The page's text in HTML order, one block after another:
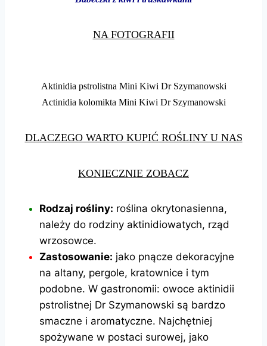
NA FOTOGRAFII
Aktinidia pstrolistna Mini Kiwi Dr Szymanowski
Actinidia kolomikta Mini Kiwi Dr Szymanowski
DLACZEGO WARTO KUPIĆ ROŚLINY U NAS
KONIECZNIE ZOBACZ
Rodzaj rośliny: roślina okrytonasienna,
należy do rodziny aktinidiowatych, rząd
wrzosowce.
Zastosowanie: jako pnącze dekoracyjne
na altany, pergole, kratownice i tym
podobne. W gastronomii: owoce aktinidii
pstrolistnej Dr Szymanowski są bardzo
smaczne i aromatyczne. Najchętniej
spożywane w postaci surowej, jako